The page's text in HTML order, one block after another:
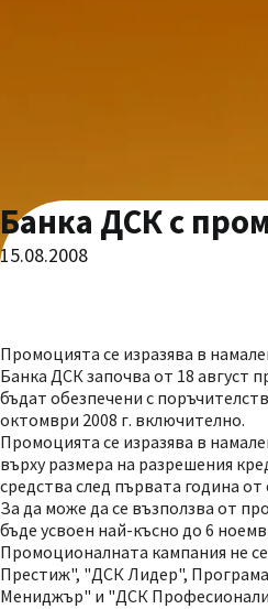
Банка ДСК с
15.08.2008
Промоцията се изразява в
Банка ДСК започва от 18 август
бъдат обезпечени с
октомври 2008 г. включително.
Промоцията се изразява в
върху размера на разрешения
средства след първата година от
За да може да се възползва от
бъде усвоен най-късно до 6
Промоционалната кампания не
Престиж", "ДСК Лидер", Програма
Мениджър" и "ДСК